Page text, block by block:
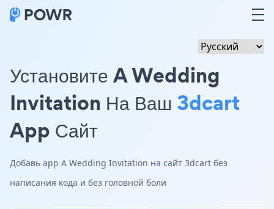
Установите A Wedding
Invitation На Ваш 3dcart
App Сайт
Добавь app A Wedding Invitation на сайт 3dcart без
написания кода и без головной боли